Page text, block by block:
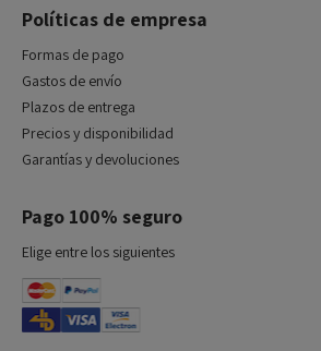
Políticas de empresa
Formas de pago
Gastos de envío
Plazos de entrega
Precios y disponibilidad
Garantías y devoluciones
Pago 100% seguro
Elige entre los siguientes